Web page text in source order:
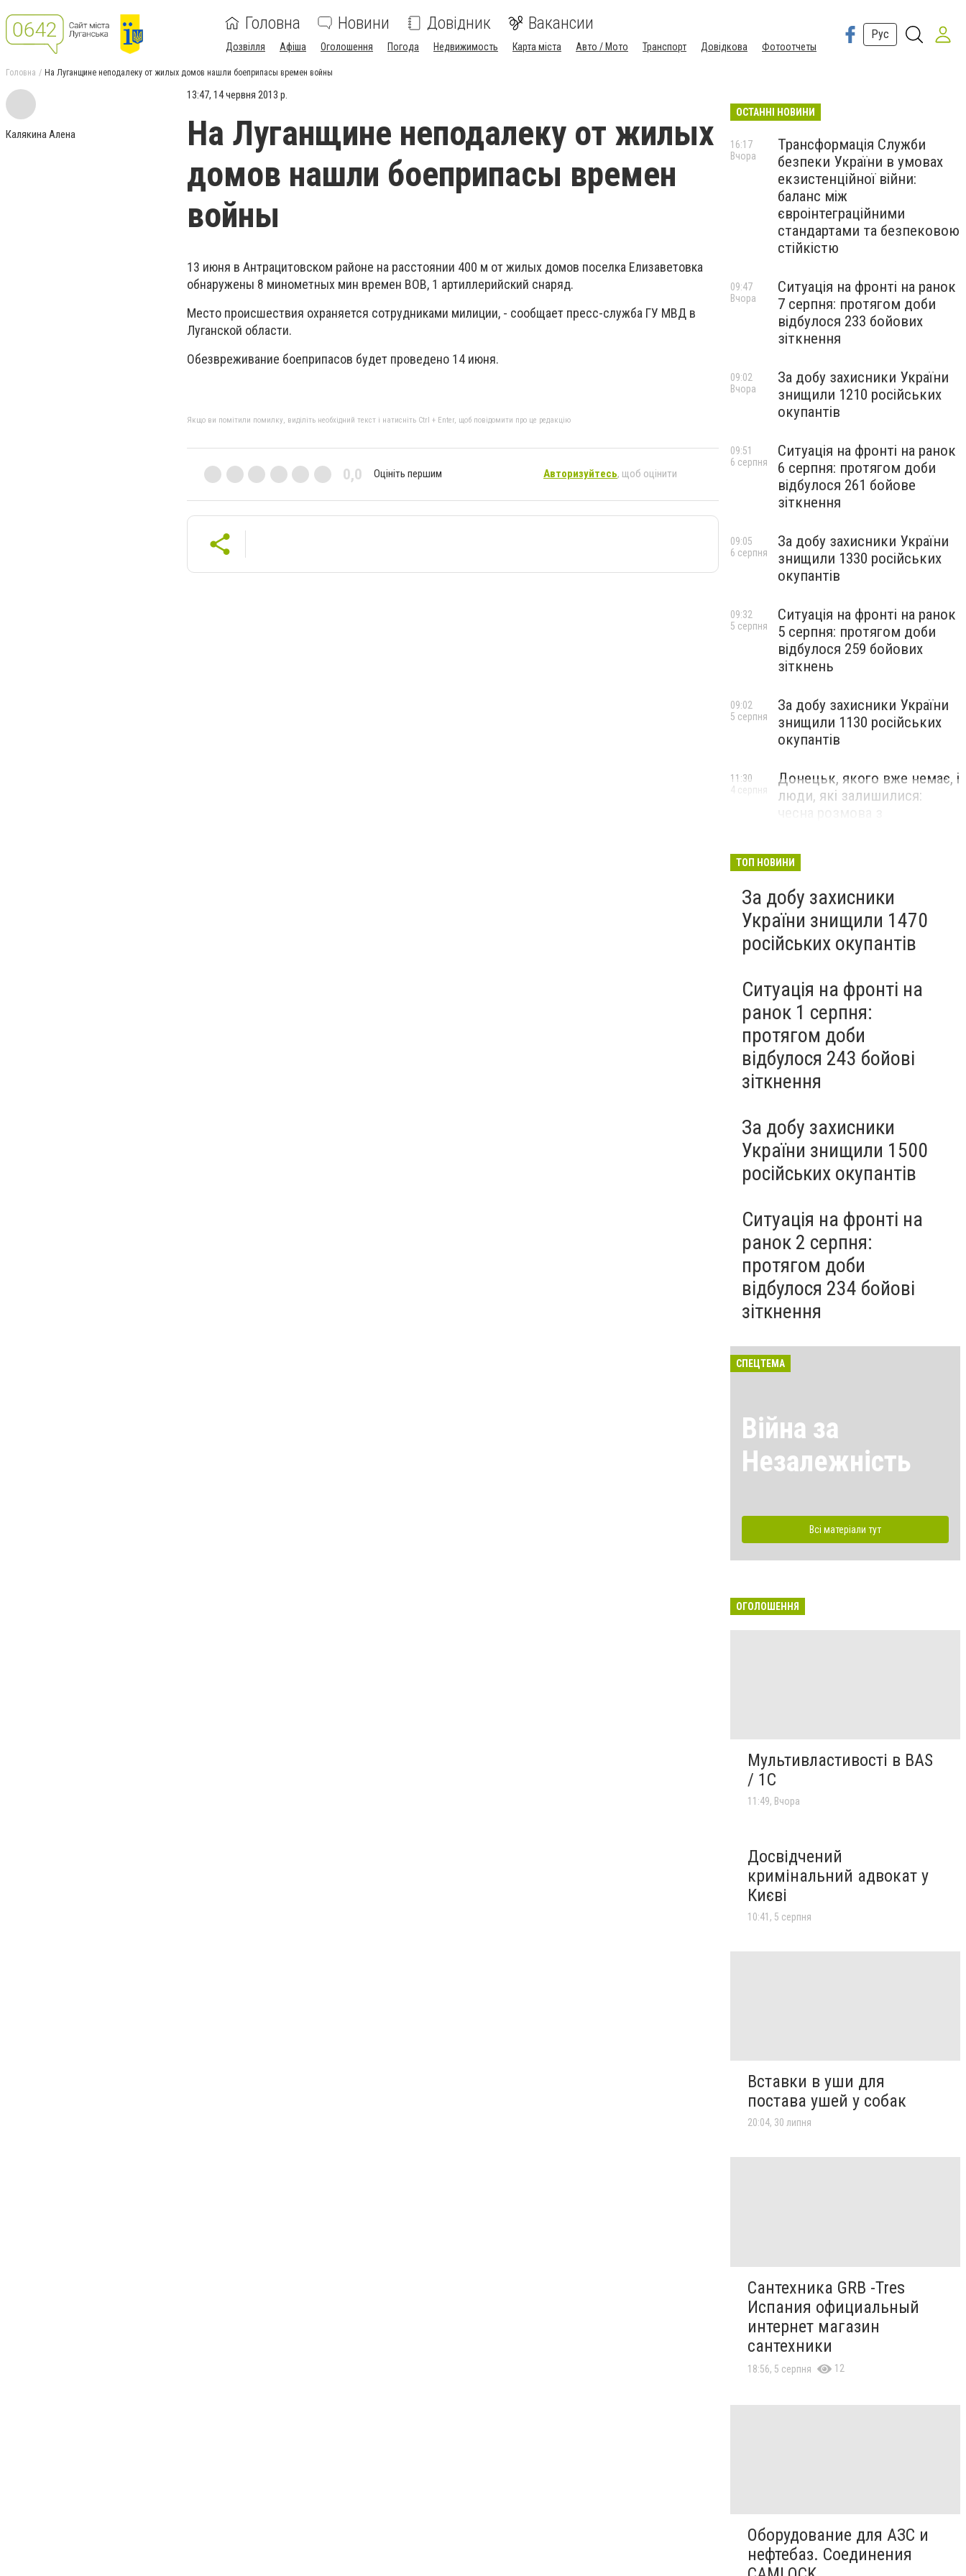
Головна Новини Довідник Вакансии
Дозвілля Афіша Оголошення Погода Недвижимость Карта міста Авто / Мото Транспорт Довідкова Фотоотчеты
Рус
Головна На Луганщине неподалеку от жилых домов нашли боеприпасы времен войны
Калякина Алена
13:47, 14 червня 2013 р.
На Луганщине неподалеку от жилых
домов нашли боеприпасы времен
войны
13 июня в Антрацитовском районе на расстоянии 400 м от жилых домов поселка Елизаветовка
обнаружены 8 минометных мин времен ВОВ, 1 артиллерийский снаряд.
Место происшествия охраняется сотрудниками милиции, - сообщает пресс-служба ГУ МВД в
Луганской области.
Обезвреживание боеприпасов будет проведено 14 июня.
Якщо ви помітили помилку, виділіть необхідний текст і натисніть Ctrl + Enter, щоб повідомити про це редакцію
0,0 Оцініть першим Авторизуйтесь, щоб оцінити
ОСТАННІ НОВИНИ
Трансформація Служби
безпеки України в умовах
екзистенційної війни:
баланс між
євроінтеграційними
стандартами та безпековою
стійкістю
16:17
Вчора
Ситуація на фронті на ранок
7 серпня: протягом доби
відбулося 233 бойових
зіткнення
09:47
Вчора
За добу захисники України
знищили 1210 російських
окупантів
09:02
Вчора
Ситуація на фронті на ранок
6 серпня: протягом доби
відбулося 261 бойове
зіткнення
09:51
6 серпня
За добу захисники України
знищили 1330 російських
окупантів
09:05
6 серпня
Ситуація на фронті на ранок
5 серпня: протягом доби
відбулося 259 бойових
зіткнень
09:32
5 серпня
За добу захисники України
знищили 1130 російських
окупантів
09:02
5 серпня
Донецьк, якого вже немає, і
люди, які залишилися:
11:30
4 серпня
ТОП НОВИНИ
За добу захисники
України знищили 1470
російських окупантів
Ситуація на фронті на
ранок 1 серпня:
протягом доби
відбулося 243 бойові
зіткнення
За добу захисники
України знищили 1500
російських окупантів
Ситуація на фронті на
ранок 2 серпня:
протягом доби
відбулося 234 бойові
зіткнення
СПЕЦТЕМА
Війна за
Незалежність
Всі матеріали тут
ОГОЛОШЕННЯ
Мультивластивості в BAS
/ 1C
11:49, Вчора
Досвідчений
кримінальний адвокат у
Києві
10:41, 5 серпня
Вставки в уши для
постава ушей у собак
20:04, 30 липня
Сантехника GRB -Tres
Испания официальный
интернет магазин
сантехники
18:56, 5 серпня 12
Оборудование для АЗС и
нефтебаз. Соединения